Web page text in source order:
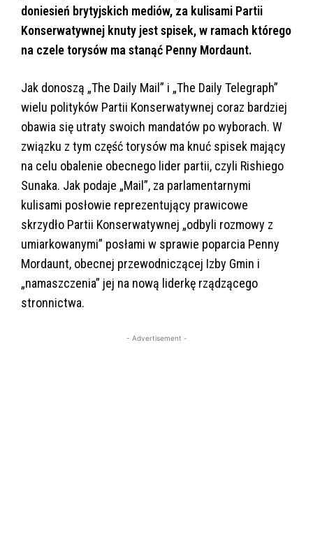
doniesień brytyjskich mediów, za kulisami Partii
Konserwatywnej knuty jest spisek, w ramach którego
na czele torysów ma stanąć Penny Mordaunt.
Jak donoszą „The Daily Mail” i „The Daily Telegraph”
wielu polityków Partii Konserwatywnej coraz bardziej
obawia się utraty swoich mandatów po wyborach. W
związku z tym część torysów ma knuć spisek mający
na celu obalenie obecnego lider partii, czyli Rishiego
Sunaka. Jak podaje „Mail”, za parlamentarnymi
kulisami posłowie reprezentujący prawicowe
skrzydło Partii Konserwatywnej „odbyli rozmowy z
umiarkowanymi” posłami w sprawie poparcia Penny
Mordaunt, obecnej przewodniczącej Izby Gmin i
„namaszczenia” jej na nową liderkę rządzącego
stronnictwa.
- Advertisement -